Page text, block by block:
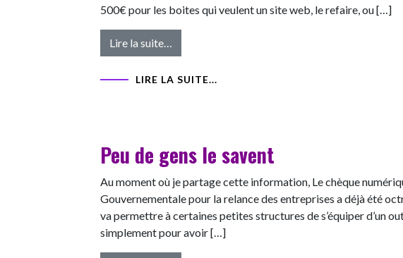
500€ pour les boites qui veulent un site web, le refaire, ou […]
Lire la suite…
LIRE LA SUITE...
Peu de gens le savent
Au moment où je partage cette information, Le chèque
Gouvernementale pour la relance des entreprises a déjà été
va permettre à certaines petites structures de s’équiper d’un
simplement pour avoir […]